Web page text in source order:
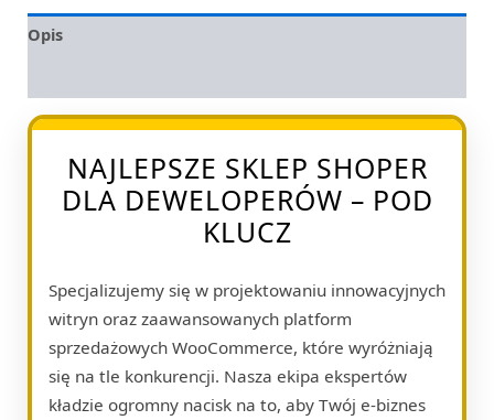
Opis
NAJLEPSZE SKLEP SHOPER
DLA DEWELOPERÓW – POD
KLUCZ
Specjalizujemy się w projektowaniu innowacyjnych
witryn oraz zaawansowanych platform
sprzedażowych WooCommerce, które wyróżniają
się na tle konkurencji. Nasza ekipa ekspertów
kładzie ogromny nacisk na to, aby Twój e-biznes